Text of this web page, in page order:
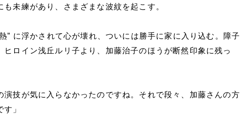
未練があり、さまざまな波紋を起こす。
” に浮かされて心が壊れ、ついには勝手に家に入り込む。障子
ヒロイン浅丘ルリ子より、加藤治子のほうが断然印象に残っ
演技が気に入らなかったのですね。それで段々、加藤さんの方
」